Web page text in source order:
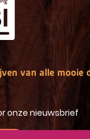
van alle mooie
onze nieuwsbrief